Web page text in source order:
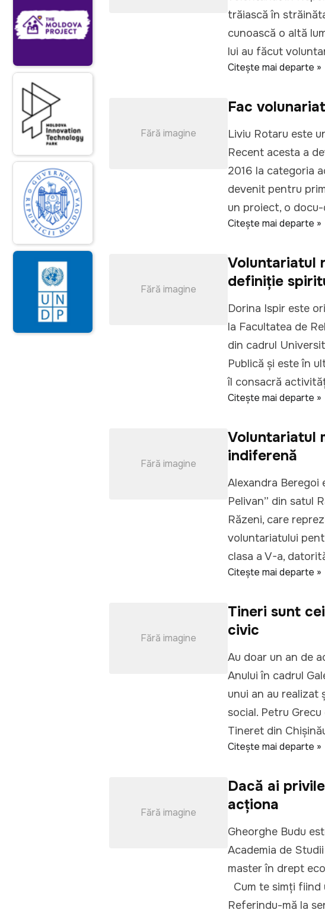
trăiască în
cunoască o altă
lui au făcut
Citește mai departe »
Fără imagine
Fac
Liviu Rotaru este
Recent acesta a
2016 la categoria
devenit pentru
un proiect, o
Citește mai departe »
Fără imagine
Voluntariatul
definiție
Dorina Ispir este
la Facultatea de
din cadrul
Publică și este în
îl consacră
Citește mai departe »
Fără imagine
Voluntariatul
indiferență
Alexandra Beregoi
Pelivan” din satul
Răzeni, care
voluntariatului
clasa a V-a,
Citește mai departe »
Fără imagine
Tineri sunt
civic
Au doar un an de
Anului în cadrul
unui an au realizat
social. Petru
Tineret din
Citește mai departe »
Fără imagine
Dacă ai
acționa
Gheorghe Budu
Academia de
master în drept
Cum te simți fiind
Referindu-mă la